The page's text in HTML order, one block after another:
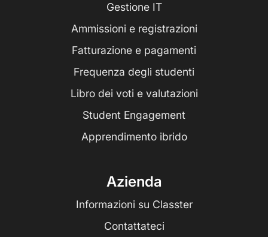
Gestione IT
Ammissioni e registrazioni
Fatturazione e pagamenti
Frequenza degli studenti
Libro dei voti e valutazioni
Student Engagement
Apprendimento ibrido
Azienda
Informazioni su Classter
Contattateci